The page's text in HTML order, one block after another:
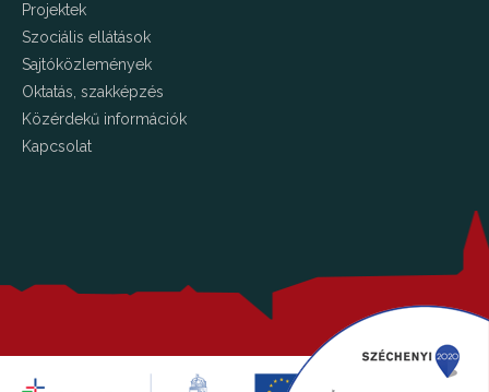
Projektek
Szociális ellátások
Sajtóközlemények
Oktatás, szakképzés
Közérdekű információk
Kapcsolat